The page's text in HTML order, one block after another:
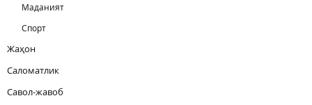
Маданият
Спорт
Жаҳон
Саломатлик
Савол-жавоб